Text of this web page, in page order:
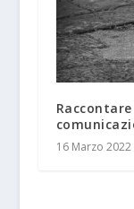
16 Marzo 2022